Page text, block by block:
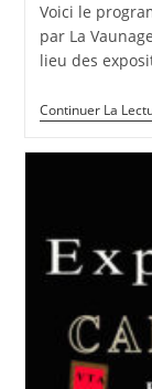
Voici le
par La
lieu des
Continuer La